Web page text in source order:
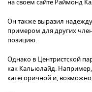
на своем сайте Раймонд
Он также выразил
примером для других
позицию.
Однако в Центристской
как Кальюлайд.
категоричной и,